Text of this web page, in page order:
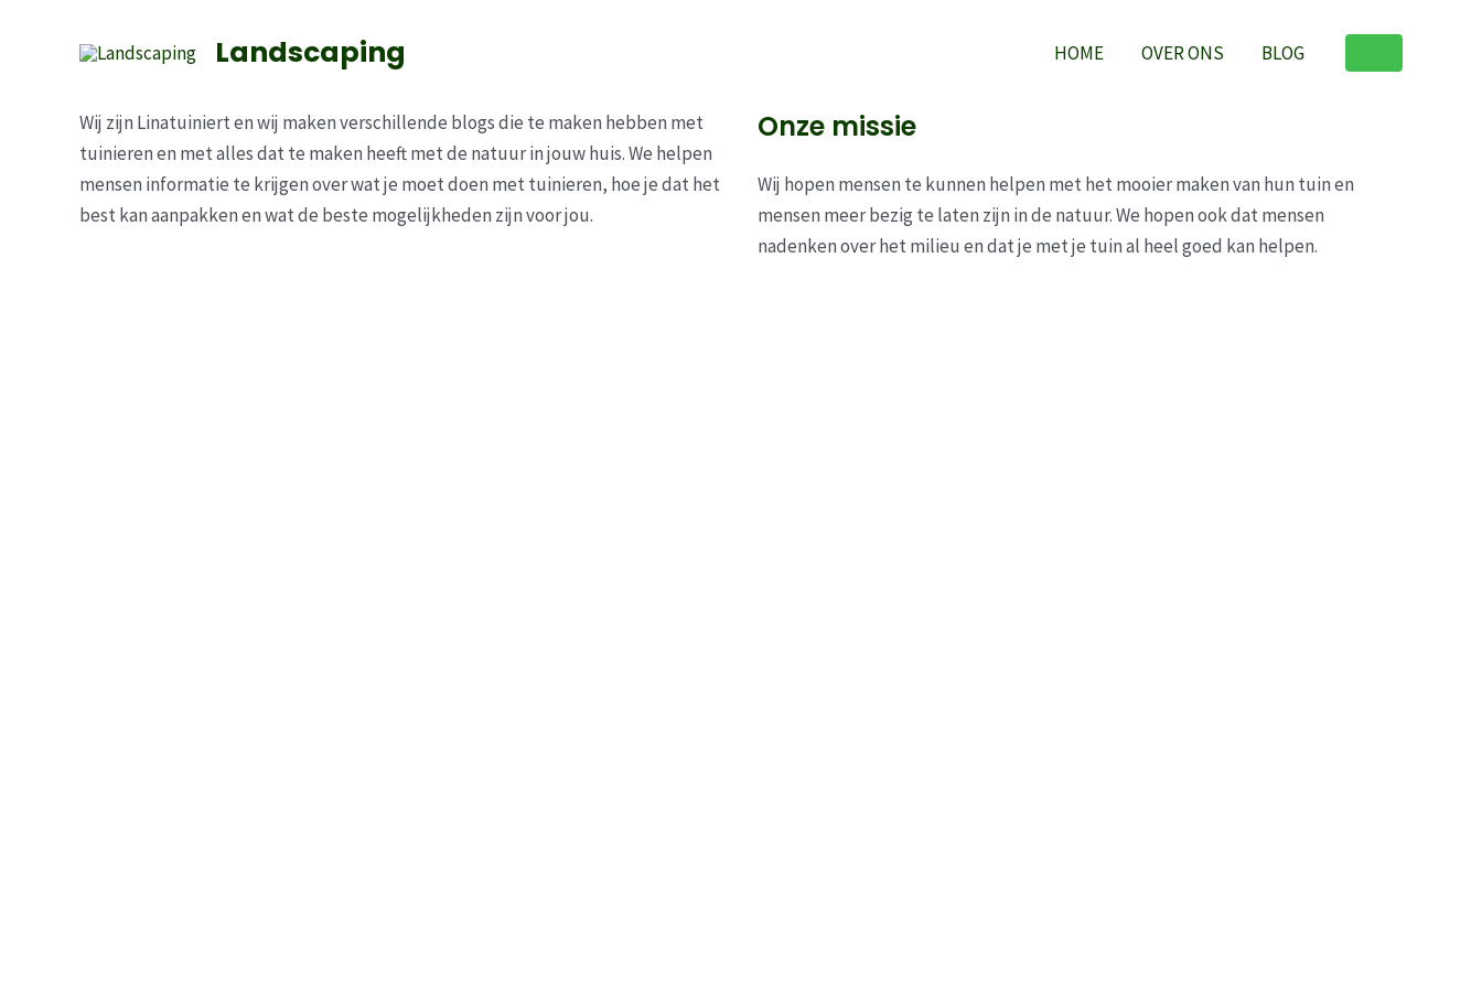
Landscaping HOME OVER ONS BLOG
Wij zijn Linatuiniert en wij maken verschillende blogs die te maken hebben met
tuinieren en met alles dat te maken heeft met de natuur in jouw huis. We helpen
mensen informatie te krijgen over wat je moet doen met tuinieren, hoe je dat het
best kan aanpakken en wat de beste mogelijkheden zijn voor jou.
Onze missie
Wij hopen mensen te kunnen helpen met het mooier maken van hun tuin en
mensen meer bezig te laten zijn in de natuur. We hopen ook dat mensen
nadenken over het milieu en dat je met je tuin al heel goed kan helpen.